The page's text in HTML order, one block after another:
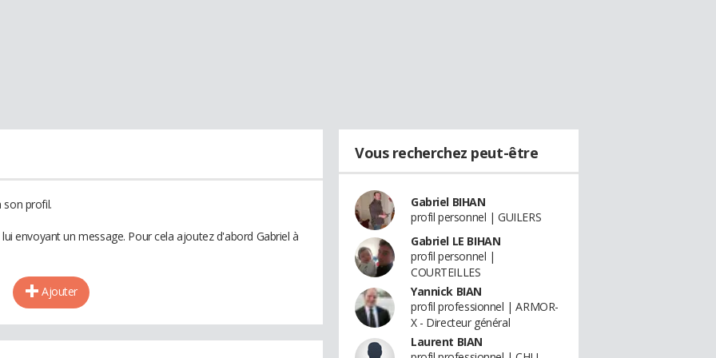
son profil.
envoyant un message. Pour cela ajoutez d'abord Gabriel à
Ajouter
Vous recherchez peut-être
Gabriel BIHAN
profil personnel | GUILERS
Gabriel LE BIHAN
profil personnel |
COURTEILLES
Yannick BIAN
profil professionnel | ARMOR-
X - Directeur général
Laurent BIAN